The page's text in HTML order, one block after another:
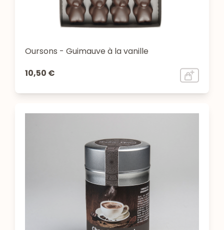
Oursons - Guimauve à la vanille
10,50 €